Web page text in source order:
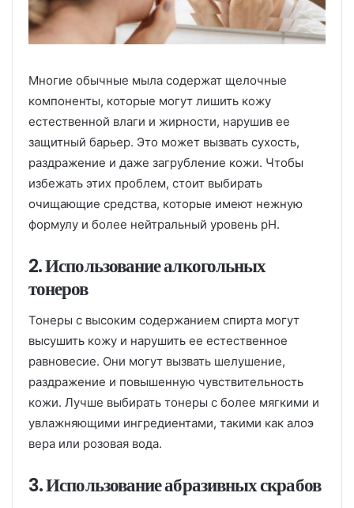
Многие обычные мыла содержат щелочные
компоненты, которые могут лишить кожу
естественной влаги и жирности, нарушив ее
защитный барьер. Это может вызвать сухость,
раздражение и даже загрубление кожи. Чтобы
избежать этих проблем, стоит выбирать
очищающие средства, которые имеют нежную
формулу и более нейтральный уровень pH.
2. Использование алкогольных
тонеров
Тонеры с высоким содержанием спирта могут
высушить кожу и нарушить ее естественное
равновесие. Они могут вызвать шелушение,
раздражение и повышенную чувствительность
кожи. Лучше выбирать тонеры с более мягкими и
увлажняющими ингредиентами, такими как алоэ
вера или розовая вода.
3. Использование абразивных скрабов